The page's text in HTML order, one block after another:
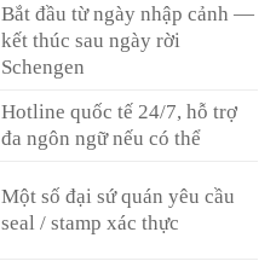
Bắt đầu từ ngày nhập cảnh —
kết thúc sau ngày rời
Schengen
Hotline quốc tế 24/7, hỗ trợ
đa ngôn ngữ nếu có thể
Một số đại sứ quán yêu cầu
seal / stamp xác thực